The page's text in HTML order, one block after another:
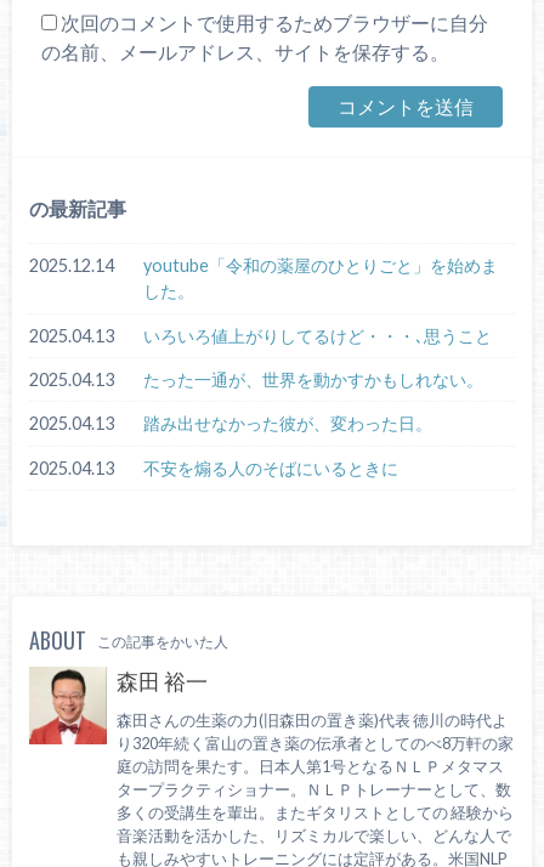
次回のコメントで使用するためブラウザーに自分
の名前、メールアドレス、サイトを保存する。
の最新記事
2025.12.14
youtube「令和の薬屋のひとりごと」を始めま
した。
2025.04.13 いろいろ値上がりしてるけど・・・､思うこと
2025.04.13 たった一通が、世界を動かすかもしれない。
2025.04.13 踏み出せなかった彼が、変わった日。
2025.04.13 不安を煽る人のそばにいるときに
ABOUT この記事をかいた人
森田 裕一
森田さんの生薬の力(旧森田の置き薬)代表 徳川の時代よ
り320年続く富山の置き薬の伝承者としてのべ8万軒の家
庭の訪問を果たす。日本人第1号となるＮＬＰメタマス
タープラクティショナー。ＮＬＰトレーナーとして、数
多くの受講生を輩出。またギタリストとしての 経験から
音楽活動を活かした、リズミカルで楽しい、どんな人で
も親しみやすいトレーニングには定評がある。米国NLP